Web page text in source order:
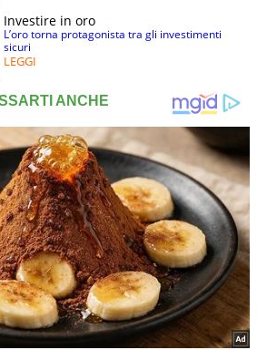
Investire in oro
L’oro torna protagonista tra gli investimenti
sicuri
LEGGI